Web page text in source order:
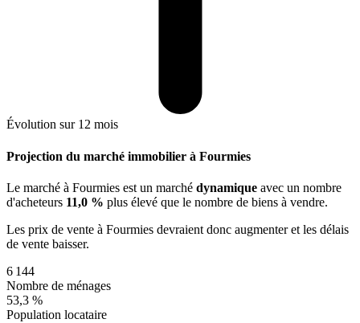
Évolution sur 12 mois
Projection du marché immobilier à Fourmies
Le marché à Fourmies est un marché dynamique avec un nombre
d'acheteurs 11,0 % plus élevé que le nombre de biens à vendre.
Les prix de vente à Fourmies devraient donc augmenteret les délais
de vente baisser.
6 144
Nombre de ménages
53,3 %
Population locataire